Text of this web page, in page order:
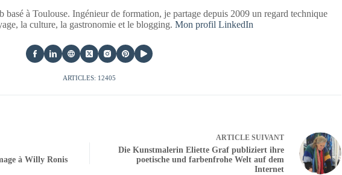
basé à Toulouse. Ingénieur de formation, je partage depuis 2009 un regard technique
la culture, la gastronomie et le blogging.Mon profil LinkedIn
ARTICLES: 12405
à Willy Ronis
ARTICLESUIVANT
Die Kunstmalerin Eliette Graf publiziert ihre
poetische und farbenfrohe Welt auf dem
Internet